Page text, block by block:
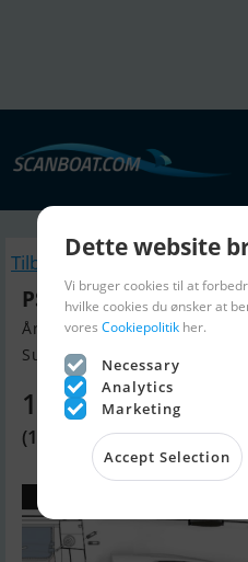
Tilbage
PS36 - Fast
Årgang 2023,
Sumy, Danmark
1.328.790 DKK
(178.000 EUR)
Dette website
Vi bruger cookies til at
hvilke cookies du ønsker at
vores Cookiepolitik her.
Necessary
Analytics
Marketing
Accept Selection